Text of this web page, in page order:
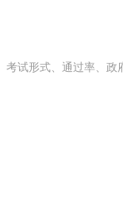
考试形式、通过率、政